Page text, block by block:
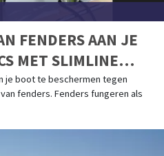
FENDERS AAN JE
MET SLIMLINE
je boot te beschermen tegen
fenders. Fenders fungeren als